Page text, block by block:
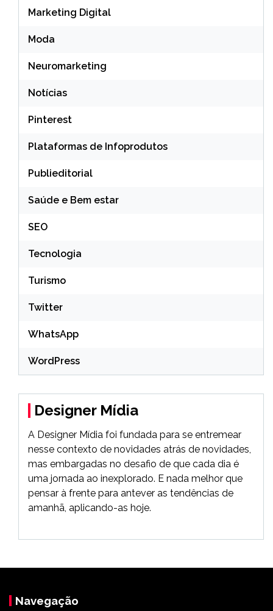
Marketing Digital
Moda
Neuromarketing
Notícias
Pinterest
Plataformas de Infoprodutos
Publieditorial
Saúde e Bem estar
SEO
Tecnologia
Turismo
Twitter
WhatsApp
WordPress
Designer Mídia
A Designer Mídia foi fundada para se entremear
nesse contexto de novidades atrás de novidades,
mas embargadas no desafio de que cada dia é
uma jornada ao inexplorado. E nada melhor que
pensar à frente para antever as tendências de
amanhã, aplicando-as hoje.
Navegação